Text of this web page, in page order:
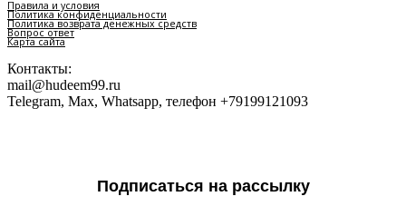
Правила и условия
Политика конфиденциальности
Политика возврата денежных средств
Вопрос ответ
Карта сайта
Контакты:
mail@hudeem99.ru
Telegram, Max, Whatsapp, телефон +79199121093
Подписаться на рассылку